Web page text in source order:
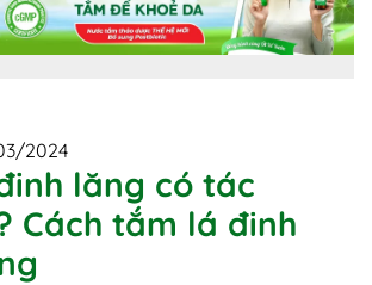
2024
lăng có tác
Cách tắm lá đinh